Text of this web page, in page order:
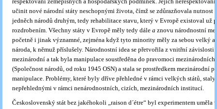
učinit nové národní státy neschopnými života, čímž se zdůrazňovala nutnost
jedněch národů druhým, tedy rehabilitace stavu, který v Evropě existoval už
rozdrobením. Všechny státy v Evropě měly tedy dále a znovu národnostní
početně i jinak významné, zejména když tyto minority měly za sebou velký a
národa, k němuž příslušely. Národnostní idea se přetvořila z vnitřní závislosti
mezinárodní a tak byla manipulace soustředěna do pravomoci mezinárodních
(Společnost národů, od roku 1945 OSN) a stala se prostředkem mezinárodní
manipulace. Problémy, které byly dříve přehledné v rámci velkých států, staly
nepřehlednými v rámci nenárodnostních, cizích, mezinárodních institucí.
Československý stát bez jakéhokoli „raison d´étre“ byl experimentem uměla